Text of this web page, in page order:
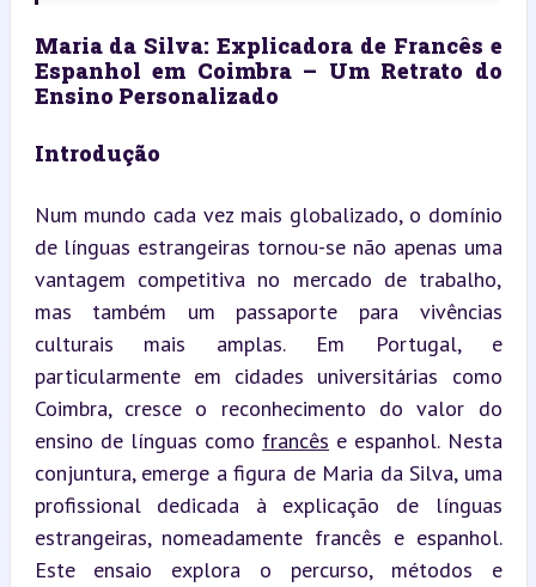
Maria da Silva: Explicadora de Francês e
Espanhol em Coimbra – Um Retrato do
Ensino Personalizado
Introdução
Num mundo cada vez mais globalizado, o domínio
de línguas estrangeiras tornou-se não apenas uma
vantagem competitiva no mercado de trabalho,
mas também um passaporte para vivências
culturais mais amplas. Em Portugal, e
particularmente em cidades universitárias como
Coimbra, cresce o reconhecimento do valor do
ensino de línguas como francês e espanhol. Nesta
conjuntura, emerge a figura de Maria da Silva, uma
profissional dedicada à explicação de línguas
estrangeiras, nomeadamente francês e espanhol.
Este ensaio explora o percurso, métodos e